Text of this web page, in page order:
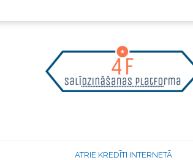
ATRIE KREDĪTI INTERNETĀ